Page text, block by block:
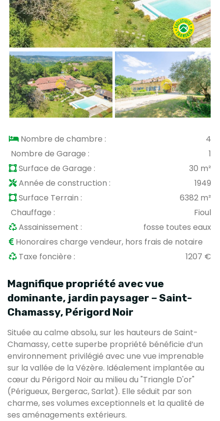
Nombre de chambre :
4
Nombre de Garage :
1
Surface de Garage :
30 m²
Année de construction :
1949
Surface Terrain :
6382 m²
Chauffage :
Fioul
Assainissement :
fosse toutes eaux
Honoraires charge vendeur, hors frais de notaire
Taxe foncière :
1207 €
Magnifique propriété avec vue
dominante, jardin paysager – Saint-
Chamassy, Périgord Noir
Située au calme absolu, sur les hauteurs de Saint-
Chamassy, cette superbe propriété bénéficie d’un
environnement privilégié avec une vue imprenable
sur la vallée de la Vézère. Idéalement implantée au
cœur du Périgord Noir au milieu du "Triangle D'or"
(Périgueux, Bergerac, Sarlat). Elle séduit par son
charme, ses volumes exceptionnels et la qualité de
ses aménagements extérieurs.